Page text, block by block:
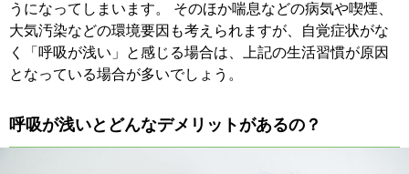
うになってしまいます。 そのほか喘息などの病気や喫煙、
大気汚染などの環境要因も考えられますが、自覚症状がな
く「呼吸が浅い」と感じる場合は、上記の生活習慣が原因
となっている場合が多いでしょう。
呼吸が浅いとどんなデメリットがあるの？